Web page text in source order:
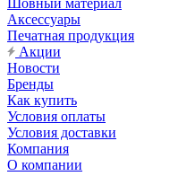
Шовный материал
Аксессуары
Печатная продукция
Акции
Новости
Бренды
Как купить
Условия оплаты
Условия доставки
Компания
О компании